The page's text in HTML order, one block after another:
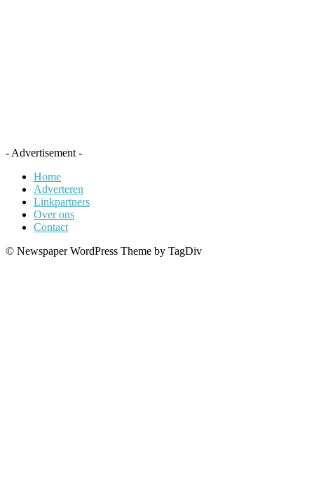
- Advertisement -
Home
Adverteren
Linkpartners
Over ons
Contact
© Newspaper WordPress Theme by TagDiv